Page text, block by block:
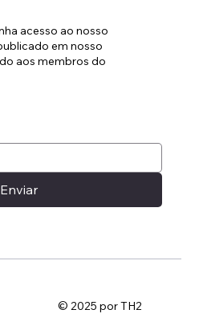
acesso ao nosso
em nosso
aos membros do
Enviar
© 2025 por TH2